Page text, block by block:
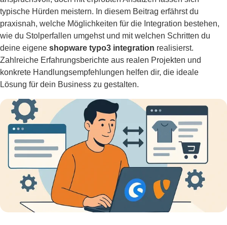
typische Hürden meistern. In diesem Beitrag erfährst du
praxisnah, welche Möglichkeiten für die Integration bestehen,
wie du Stolperfallen umgehst und mit welchen Schritten du
deine eigene shopware typo3 integration realisierst.
Zahlreiche Erfahrungsberichte aus realen Projekten und
konkrete Handlungsempfehlungen helfen dir, die ideale
Lösung für dein Business zu gestalten.